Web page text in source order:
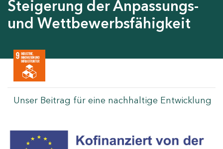
Steigerung der Anpassungs-
und Wettbewerbsfähigkeit
Unser Beitrag für eine nachhaltige Entwicklung